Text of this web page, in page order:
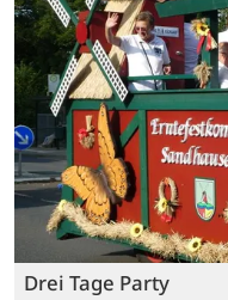
Drei Tage Party